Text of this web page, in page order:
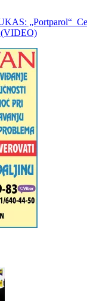
„Portparol“
(VIDEO)